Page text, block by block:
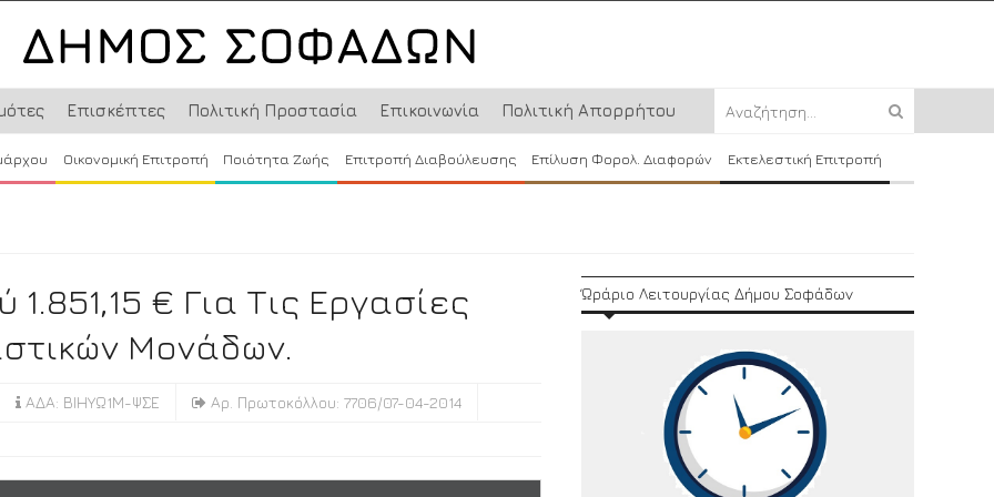
Επισκέπτες Πολιτική Προστασία Επικοινωνία Πολιτική Απορρήτου
Οικονομική Επιτροπή Ποιότητα Ζωής Επιτροπή Διαβούλευσης Επίλυση Φορολ. Διαφορών Εκτελεστική Επιτροπή
€ Για Τις Εργασίες
Μονάδων.
ΑΔΑ: ΒΙΗΥΩ1Μ-ΨΣΕ Αρ. Πρωτοκόλλου: 7706/07-04-2014
Ώράριο Λειτουργίας Δήμου Σοφάδων